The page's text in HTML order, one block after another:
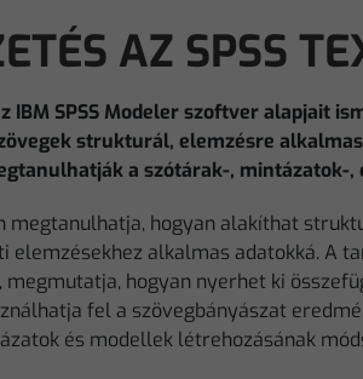
AZ SPSS
IBM SPSS Modeler szoftver alapjait
strukturál, elemzésre
a szótárak-, mintázatok-
megtanulhatja, hogyan alakíthat
elemzésekhez alkalmas adatokká. A
hogyan nyerhet ki
fel a szövegbányászat
és modellek létrehozásának